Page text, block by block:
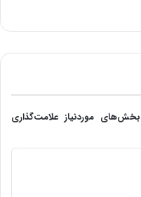
بخش‌های موردنیاز علامت‌گذاری